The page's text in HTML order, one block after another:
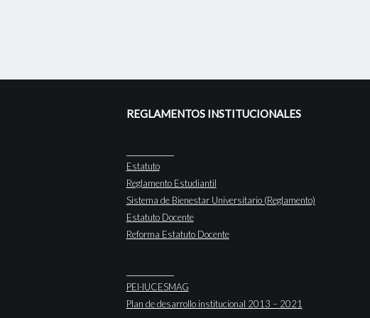
REGLAMENTOS INSTITUCIONALES
Estatuto
Reglamento Estudiantil
Sistema de Bienestar Universitario (Reglamento)
Estatuto Docente
Reforma Estatuto Docente
PEI-IUCESMAG
Plan de desarrollo institucional 2013 – 2021